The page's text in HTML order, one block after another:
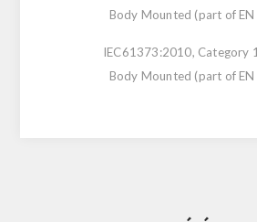
Body Mounted (part of
IEC61373:2010, Category
Body Mounted (part of